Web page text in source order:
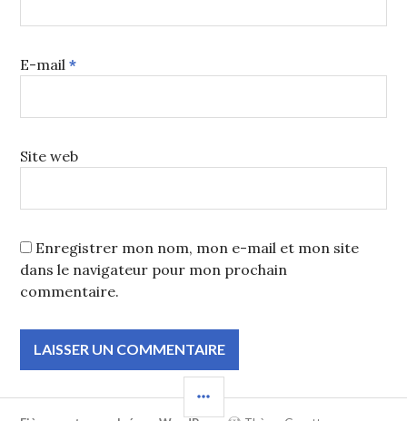
E-mail*
Site web
Enregistrer mon nom, mon e-mail et mon site
dans le navigateur pour mon prochain
commentaire.
LATÉRALE